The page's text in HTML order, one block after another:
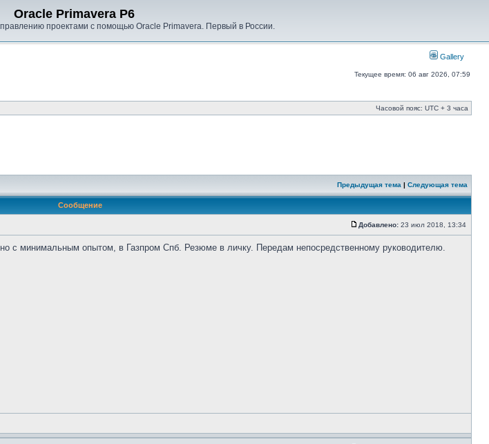
Oracle Primavera P6
проектами с помощью Oracle Primavera. Первый в России.
Gallery
Текущее время: 06 авг 2026, 07:59
Часовой пояс: UTC + 3 часа
Предыдущая тема | Следующая тема
Сообщение
Добавлено: 23 июл 2018, 13:34
с минимальным опытом, в Газпром Спб. Резюме в личку. Передам непосредственному руководителю.